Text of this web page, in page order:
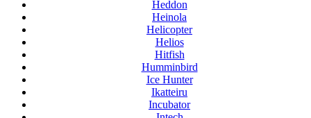
Heddon
Heinola
Helicopter
Helios
Hitfish
Humminbird
Ice Hunter
Ikatteiru
Incubator